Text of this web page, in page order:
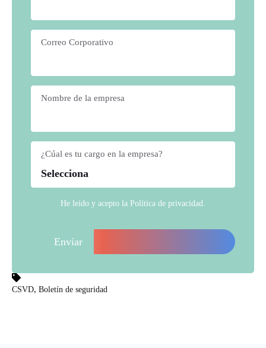
Correo Corporativo
Nombre de la empresa
¿Cúal es tu cargo en la empresa?
He leído y acepto la Política de privacidad
CSVD, Boletín de seguridad